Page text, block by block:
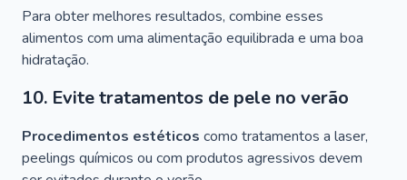
Para obter melhores resultados, combine esses
alimentos com uma alimentação equilibrada e uma boa
hidratação.
10. Evite tratamentos de pele no verão
Procedimentos estéticos como tratamentos a laser,
peelings químicos ou com produtos agressivos devem